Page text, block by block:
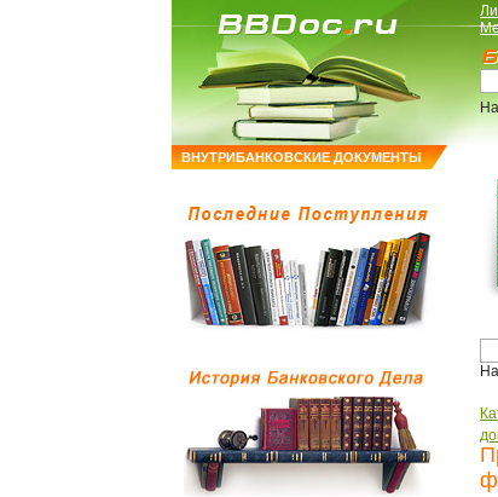
ВНУТРИБАНКОВСКИЕ ДОКУМЕНТЫ